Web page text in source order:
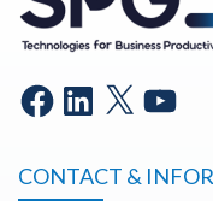
CONTACT &